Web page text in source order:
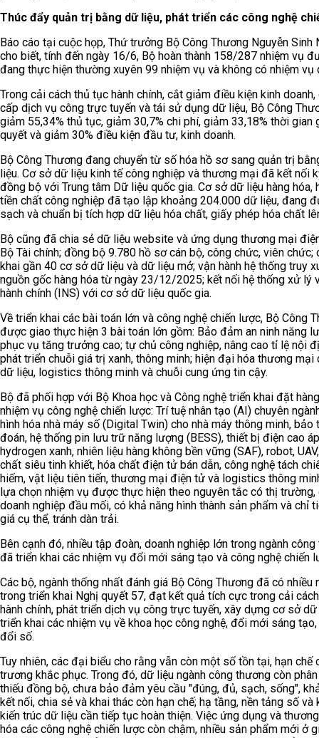
Thúc đẩy quản trị bằng dữ liệu, phát triển các công nghệ
Báo cáo tại cuộc họp, Thứ trưởng Bộ Công Thương Nguyễn Sinh
cho biết, tính đến ngày 16/6, Bộ hoàn thành 158/287 nhiệm vụ
đang thực hiện thường xuyên 99 nhiệm vụ và không có nhiệm vụ
Trong cải cách thủ tục hành chính, cắt giảm điều kiện kinh doanh,
cấp dịch vụ công trực tuyến và tái sử dụng dữ liệu, Bộ Công
giảm 55,34% thủ tục, giảm 30,7% chi phí, giảm 33,18% thời gian
quyết và giảm 30% điều kiện đầu tư, kinh doanh.
Bộ Công Thương đang chuyển từ số hóa hồ sơ sang quản trị
liệu. Cơ sở dữ liệu kinh tế công nghiệp và thương mại đã kết nối
đồng bộ với Trung tâm Dữ liệu quốc gia. Cơ sở dữ liệu hàng hóa,
tiền chất công nghiệp đã tạo lập khoảng 204.000 dữ liệu, đang
sạch và chuẩn bị tích hợp dữ liệu hóa chất, giấy phép hóa chất
Bộ cũng đã chia sẻ dữ liệu website và ứng dụng thương mại
Bộ Tài chính; đồng bộ 9.780 hồ sơ cán bộ, công chức, viên chức;
khai gần 40 cơ sở dữ liệu và dữ liệu mở; vận hành hệ thống truy
nguồn gốc hàng hóa từ ngày 23/12/2025; kết nối hệ thống xử lý
hành chính (INS) với cơ sở dữ liệu quốc gia.
Về triển khai các bài toán lớn và công nghệ chiến lược, Bộ Công
được giao thực hiện 3 bài toán lớn gồm: Bảo đảm an ninh năng
phục vụ tăng trưởng cao; tự chủ công nghiệp, nâng cao tỉ lệ nội
phát triển chuỗi giá trị xanh, thông minh; hiện đại hóa thương mại
dữ liệu, logistics thông minh và chuỗi cung ứng tin cậy.
Bộ đã phối hợp với Bộ Khoa học và Công nghệ triển khai đặt
nhiệm vụ công nghệ chiến lược: Trí tuệ nhân tạo (AI) chuyên
hình hóa nhà máy số (Digital Twin) cho nhà máy thông minh, bảo
đoán, hệ thống pin lưu trữ năng lượng (BESS), thiết bị điện cao
hydrogen xanh, nhiên liệu hàng không bền vững (SAF), robot,
chất siêu tinh khiết, hóa chất điện tử bán dẫn, công nghệ tách
hiếm, vật liệu tiên tiến, thương mại điện tử và logistics thông
lựa chọn nhiệm vụ được thực hiện theo nguyên tắc có thị trường,
doanh nghiệp đầu mối, có khả năng hình thành sản phẩm và chỉ
giá cụ thể, tránh dàn trải.
Bên cạnh đó, nhiều tập đoàn, doanh nghiệp lớn trong ngành
đã triển khai các nhiệm vụ đổi mới sáng tạo và công nghệ chiến
Các bộ, ngành thống nhất đánh giá Bộ Công Thương đã có nhiều
trong triển khai Nghị quyết 57, đạt kết quả tích cực trong cải
hành chính, phát triển dịch vụ công trực tuyến, xây dựng cơ sở
triển khai các nhiệm vụ về khoa học công nghệ, đổi mới sáng tạo,
đổi số.
Tuy nhiên, các đại biểu cho rằng vẫn còn một số tồn tại, hạn chế
trương khắc phục. Trong đó, dữ liệu ngành công thương còn phân
thiếu đồng bộ, chưa bảo đảm yêu cầu "đúng, đủ, sạch, sống",
kết nối, chia sẻ và khai thác còn hạn chế; hạ tầng, nền tảng số và
kiến trúc dữ liệu cần tiếp tục hoàn thiện. Việc ứng dụng và
hóa các công nghệ chiến lược còn chậm, nhiều sản phẩm mới ở